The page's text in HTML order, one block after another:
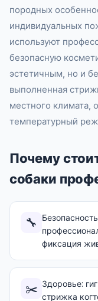
породных
индивидуальных
используют
безопасную
эстетичным, но и
выполненная
местного климата,
температурный
Почему
собаки
🔧
фиксация
✂️ Здоровье:
стрижка